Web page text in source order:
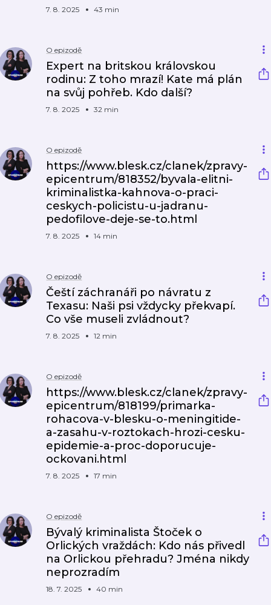
7. 8. 2025 43 min
O epizodě
Expert na britskou královskou
rodinu: Z toho mrazí! Kate má plán
na svůj pohřeb. Kdo další?
7. 8. 2025 32 min
O epizodě
https://www.blesk.cz/clanek/zpravy-
epicentrum/818352/byvala-elitni-
kriminalistka-kahnova-o-praci-
ceskych-policistu-u-jadranu-
pedofilove-deje-se-to.html
7. 8. 2025 14 min
O epizodě
Čeští záchranáři po návratu z
Texasu: Naši psi vždycky překvapí.
Co vše museli zvládnout?
7. 8. 2025 12 min
O epizodě
https://www.blesk.cz/clanek/zpravy-
epicentrum/818199/primarka-
rohacova-v-blesku-o-meningitide-
a-zasahu-v-roztokach-hrozi-cesku-
epidemie-a-proc-doporucuje-
ockovani.html
7. 8. 2025 17 min
O epizodě
Bývalý kriminalista Štoček o
Orlických vraždách: Kdo nás přivedl
na Orlickou přehradu? Jména nikdy
neprozradím
18. 7. 2025 40 min